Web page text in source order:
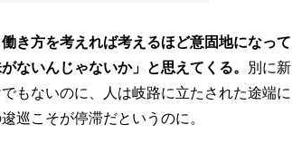
働き方を考えれば考えるほど意固地になって
ないんじゃないか」と思えてくる。
別に新
もないのに、人は岐路に立たされた途端に
巡こそが停滞だというのに。